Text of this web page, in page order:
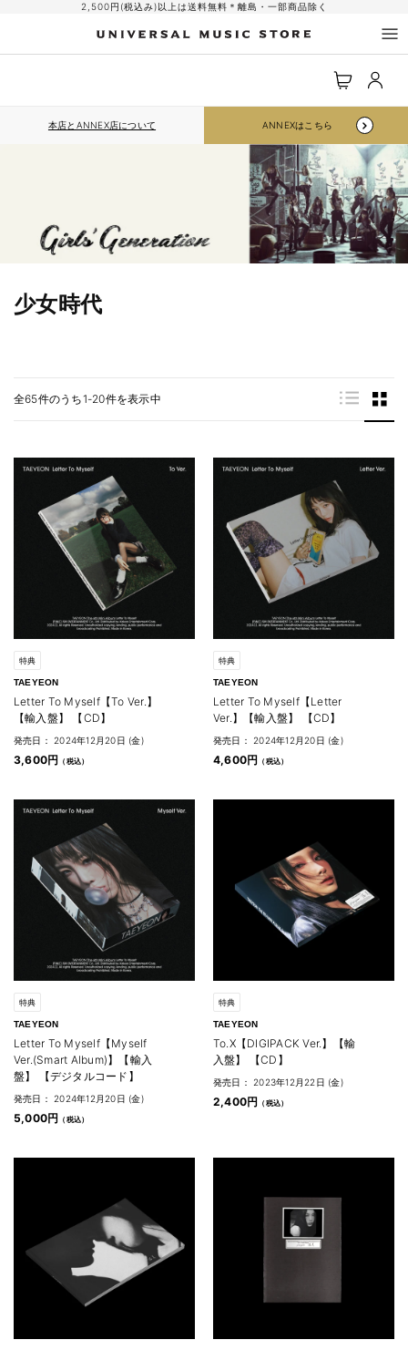
2,500円(税込み)以上は送料無料＊離島・一部商品除く
ー
ロ
グ
イ
ン
本店とANNEX店について ANNEXはこちら
少女時代
全65件のうち1-20件を表示中
特典
TAEYEON
Letter To Myself【To Ver.】
【輸入盤】 【CD】
発売日： 2024年12月20日 (金)
3,600円
特典
TAEYEON
Letter To Myself【Letter
Ver.】【輸入盤】 【CD】
発売日： 2024年12月20日 (金)
4,600円
特典
TAEYEON
Letter To Myself【Myself
Ver.(Smart Album)】【輸入
盤】 【デジタルコード】
発売日： 2024年12月20日 (金)
5,000円
特典
TAEYEON
To.X【DIGIPACK Ver.】【輸
入盤】 【CD】
発売日： 2023年12月22日 (金)
2,400円